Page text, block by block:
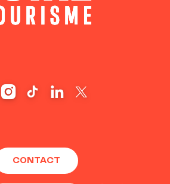
CONTACT